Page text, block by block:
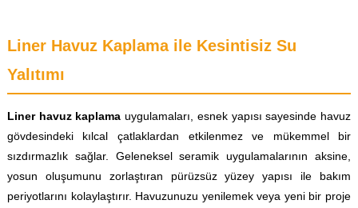
Liner Havuz Kaplama ile Kesintisiz Su
Yalıtımı
Liner havuz kaplama uygulamaları, esnek yapısı sayesinde havuz
gövdesindeki kılcal çatlaklardan etkilenmez ve mükemmel bir
sızdırmazlık sağlar. Geleneksel seramik uygulamalarının aksine,
yosun oluşumunu zorlaştıran pürüzsüz yüzey yapısı ile bakım
periyotlarını kolaylaştırır. Havuzunuzu yenilemek veya yeni bir proje